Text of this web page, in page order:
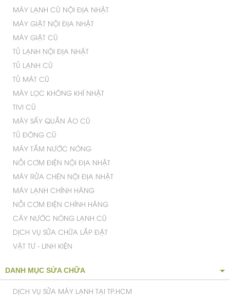
MÁY LẠNH CŨ NỘI ĐỊA NHẬT
MÁY GIẶT NỘI ĐỊA NHẬT
MÁY GIẶT CŨ
TỦ LẠNH NỘI ĐỊA NHẬT
TỦ LẠNH CŨ
TỦ MÁT CŨ
MÁY LỌC KHÔNG KHÍ NHẬT
TIVI CŨ
MÁY SẤY QUẦN ÁO CŨ
TỦ ĐÔNG CŨ
MÁY TẮM NƯỚC NÓNG
NỒI CƠM ĐIỆN NỘI ĐỊA NHẬT
MÁY RỬA CHÉN NỘI ĐỊA NHẬT
MÁY LẠNH CHÍNH HÃNG
NỒI CƠM ĐIỆN CHÍNH HÃNG
CÂY NƯỚC NÓNG LẠNH CŨ
DỊCH VỤ SỬA CHỮA LẮP ĐẶT
VẬT TƯ - LINH KIỆN
DANH MỤC SỬA CHỮA
DỊCH VỤ SỬA MÁY LẠNH TẠI TP.HCM